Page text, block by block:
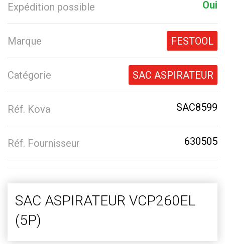
Expédition possible Oui
Marque FESTOOL
Catégorie SAC ASPIRATEUR
Réf. Kova SAC8599
Réf. Fournisseur 630505
SAC ASPIRATEUR VCP260EL
(5P)